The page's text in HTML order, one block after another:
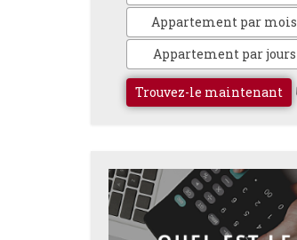
Appartement par mois
Appartement par jours
Trouvez-le maintenant